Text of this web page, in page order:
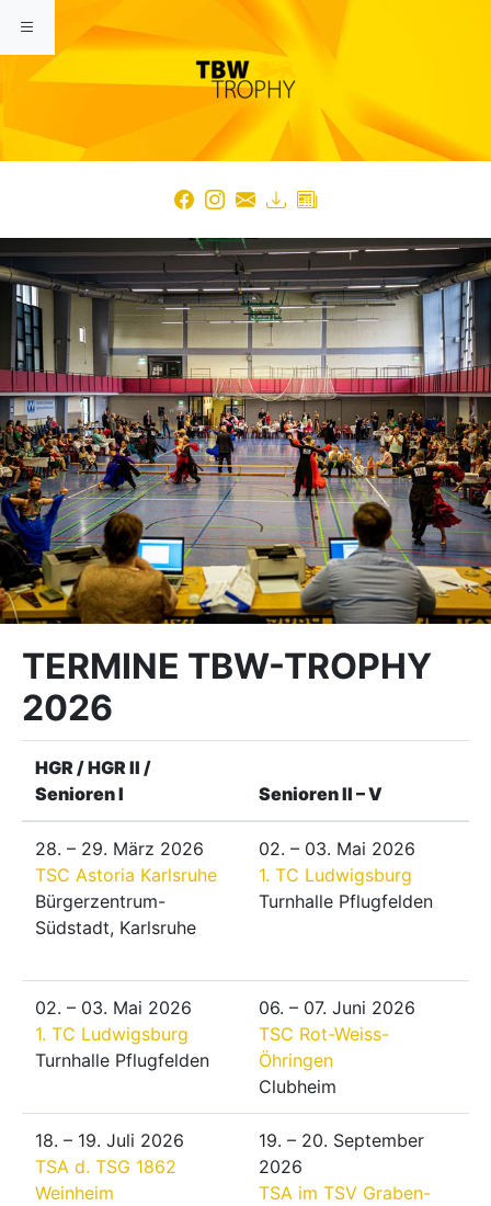
TERMINE TBW-TROPHY
2026
HGR / HGR II /
Senioren I
Senioren II – V
28. – 29. März 2026
TSC Astoria Karlsruhe
Bürgerzentrum-
Südstadt, Karlsruhe
02. – 03. Mai 2026
1. TC Ludwigsburg
Turnhalle Pflugfelden
02. – 03. Mai 2026
1. TC Ludwigsburg
Turnhalle Pflugfelden
06. – 07. Juni 2026
TSC Rot-Weiss-
Öhringen
Clubheim
18. – 19. Juli 2026
TSA d. TSG 1862
Weinheim
19. – 20. September
2026
TSA im TSV Graben-